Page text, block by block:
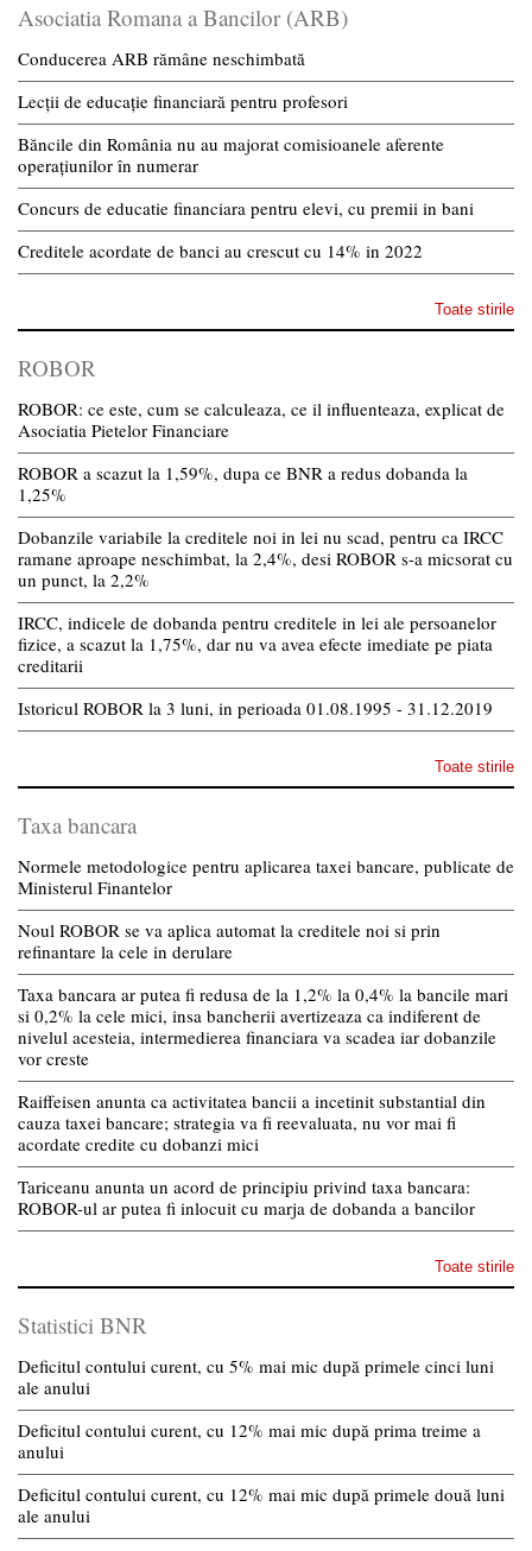
Asociatia Romana a Bancilor (ARB)
Conducerea ARB rămâne neschimbată
Lecții de educație financiară pentru profesori
Băncile din România nu au majorat comisioanele aferente
operațiunilor în numerar
Concurs de educatie financiara pentru elevi, cu premii in bani
Creditele acordate de banci au crescut cu 14% in 2022
Toate stirile
ROBOR
ROBOR: ce este, cum se calculeaza, ce il influenteaza, explicat de
Asociatia Pietelor Financiare
ROBOR a scazut la 1,59%, dupa ce BNR a redus dobanda la
1,25%
Dobanzile variabile la creditele noi in lei nu scad, pentru ca IRCC
ramane aproape neschimbat, la 2,4%, desi ROBOR s-a micsorat cu
un punct, la 2,2%
IRCC, indicele de dobanda pentru creditele in lei ale persoanelor
fizice, a scazut la 1,75%, dar nu va avea efecte imediate pe piata
creditarii
Istoricul ROBOR la 3 luni, in perioada 01.08.1995 - 31.12.2019
Toate stirile
Taxa bancara
Normele metodologice pentru aplicarea taxei bancare, publicate de
Ministerul Finantelor
Noul ROBOR se va aplica automat la creditele noi si prin
refinantare la cele in derulare
Taxa bancara ar putea fi redusa de la 1,2% la 0,4% la bancile mari
si 0,2% la cele mici, insa bancherii avertizeaza ca indiferent de
nivelul acesteia, intermedierea financiara va scadea iar dobanzile
vor creste
Raiffeisen anunta ca activitatea bancii a incetinit substantial din
cauza taxei bancare; strategia va fi reevaluata, nu vor mai fi
acordate credite cu dobanzi mici
Tariceanu anunta un acord de principiu privind taxa bancara:
ROBOR-ul ar putea fi inlocuit cu marja de dobanda a bancilor
Toate stirile
Statistici BNR
Deficitul contului curent, cu 5% mai mic după primele cinci luni
ale anului
Deficitul contului curent, cu 12% mai mic după prima treime a
anului
Deficitul contului curent, cu 12% mai mic după primele două luni
ale anului